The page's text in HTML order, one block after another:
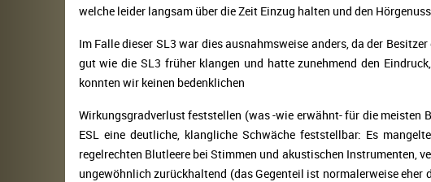
welche leider langsam über die Zeit Einzug halten und den Hörgenuss
Im Falle dieser SL3 war dies ausnahmsweise anders, da der
gut wie die SL3 früher klangen und hatte zunehmend den
konnten wir keinen bedenklichen
Wirkungsgradverlust feststellen (was -wie erwähnt- für die meisten
ESL eine deutliche, klangliche Schwäche feststellbar: Es
regelrechten Blutleere bei Stimmen und akustischen Instrumenten,
ungewöhnlich zurückhaltend (das Gegenteil ist normalerweise